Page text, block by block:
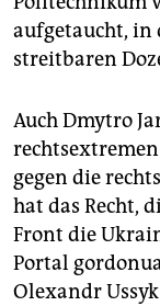
aufgetaucht, in
streitbaren
Auch Dmytro
rechtsextremen
gegen die
hat das Recht,
Front die
Portal
Olexandr